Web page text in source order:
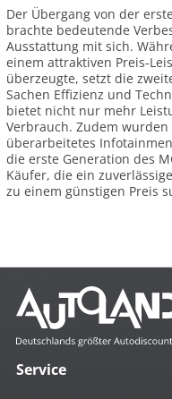
Der Übergang von der
brachte bedeutende
Ausstattung mit sich.
einem attraktiven Preis-
überzeugte, setzt die
Sachen Effizienz und
bietet nicht nur mehr
Verbrauch. Zudem
überarbeitetes
die erste Generation des
Käufer, die ein
zu einem günstigen Preis
Service